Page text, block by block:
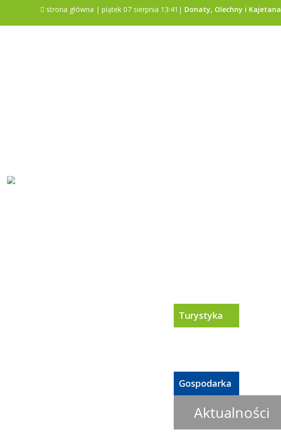
strona główna | piątek 07 sierpnia 13:41| Donaty, Olechny i Kajetana
Turystyka
Gospodarka
Aktualności